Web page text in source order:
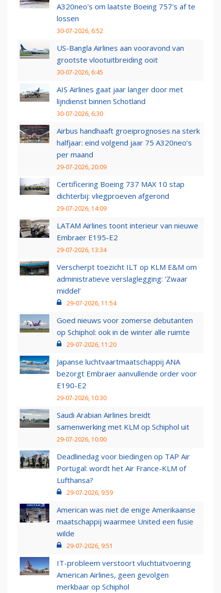
A320neo's om laatste Boeing 757's af te
lossen
30-07-2026, 6:52
US-Bangla Airlines aan vooravond van
grootste vlootuitbreiding ooit
30-07-2026, 6:45
AIS Airlines gaat jaar langer door met
lijndienst binnen Schotland
30-07-2026, 6:30
Airbus handhaaft groeiprognoses na sterk
halfjaar: eind volgend jaar 75 A320neo’s
per maand
29-07-2026, 20:09
Certificering Boeing 737 MAX 10 stap
dichterbij: vliegproeven afgerond
29-07-2026, 14:09
LATAM Airlines toont interieur van nieuwe
Embraer E195-E2
29-07-2026, 13:34
Verscherpt toezicht ILT op KLM E&M om
administratieve verslaglegging: ‘Zwaar
middel’
29-07-2026, 11:54
Goed nieuws voor zomerse debutanten
op Schiphol: ook in de winter alle ruimte
29-07-2026, 11:20
Japanse luchtvaartmaatschappij ANA
bezorgt Embraer aanvullende order voor
E190-E2
29-07-2026, 10:30
Saudi Arabian Airlines breidt
samenwerking met KLM op Schiphol uit
29-07-2026, 10:00
Deadlinedag voor biedingen op TAP Air
Portugal: wordt het Air France-KLM of
Lufthansa?
29-07-2026, 9:59
American was niet de enige Amerikaanse
maatschappij waarmee United een fusie
wilde
29-07-2026, 9:51
IT-probleem verstoort vluchtuitvoering
American Airlines, geen gevolgen
merkbaar op Schiphol